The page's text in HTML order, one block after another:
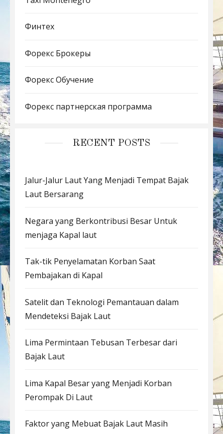
Финтех
Форекс Брокеры
Форекс Обучение
Форекс партнерская программа
RECENT POSTS
Jalur-Jalur Laut Yang Menjadi Tempat Bajak
Laut Bersarang
Negara yang Berkontribusi Besar Untuk
menjaga Kapal laut
Tak-tik Penyelamatan Korban Saat
Pembajakan di Kapal
Satelit dan Teknologi Pemantauan dalam
Mendeteksi Bajak Laut
Lima Permintaan Tebusan Terbesar dari
Bajak Laut
Lima Kapal Besar yang Menjadi Korban
Perompak Di Laut
Faktor yang Mebuat Bajak Laut Masih